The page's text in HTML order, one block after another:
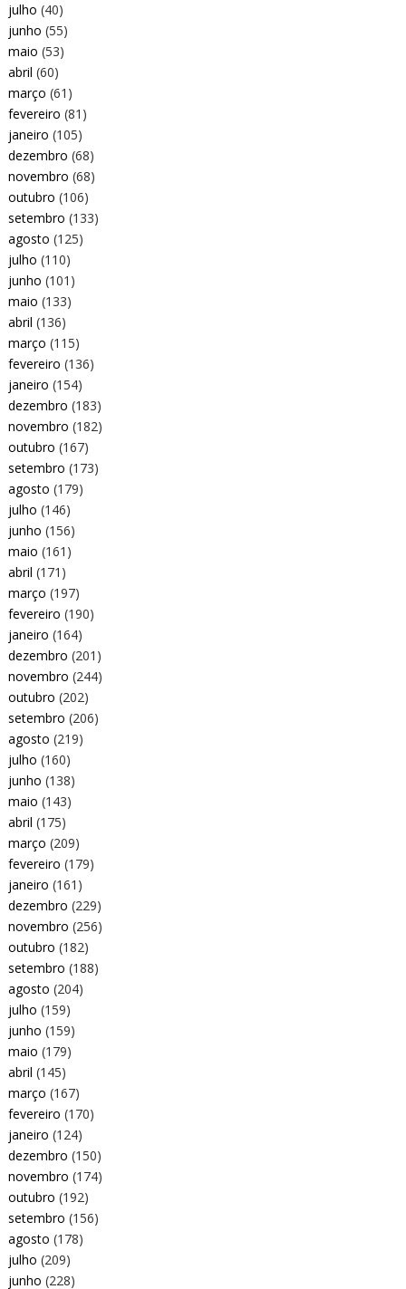
julho (40)
junho (55)
maio (53)
abril (60)
março (61)
fevereiro (81)
janeiro (105)
dezembro (68)
novembro (68)
outubro (106)
setembro (133)
agosto (125)
julho (110)
junho (101)
maio (133)
abril (136)
março (115)
fevereiro (136)
janeiro (154)
dezembro (183)
novembro (182)
outubro (167)
setembro (173)
agosto (179)
julho (146)
junho (156)
maio (161)
abril (171)
março (197)
fevereiro (190)
janeiro (164)
dezembro (201)
novembro (244)
outubro (202)
setembro (206)
agosto (219)
julho (160)
junho (138)
maio (143)
abril (175)
março (209)
fevereiro (179)
janeiro (161)
dezembro (229)
novembro (256)
outubro (182)
setembro (188)
agosto (204)
julho (159)
junho (159)
maio (179)
abril (145)
março (167)
fevereiro (170)
janeiro (124)
dezembro (150)
novembro (174)
outubro (192)
setembro (156)
agosto (178)
julho (209)
junho (228)